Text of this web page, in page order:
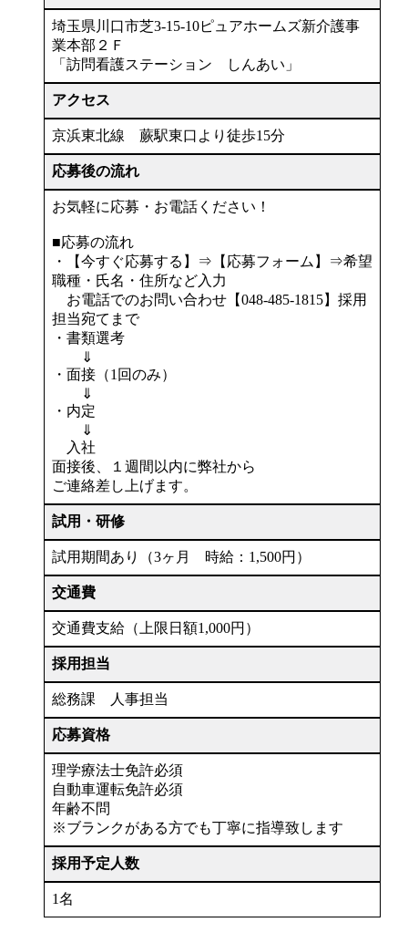
埼玉県川口市芝3-15-10ピュアホームズ新介護事
業本部２Ｆ
「訪問看護ステーション しんあい」
アクセス
京浜東北線 蕨駅東口より徒歩15分
応募後の流れ
お気軽に応募・お電話ください！
■応募の流れ
・【今すぐ応募する】⇒【応募フォーム】⇒希望
職種・氏名・住所など入力
お電話でのお問い合わせ【048-485-1815】採用
担当宛てまで
・書類選考
⇓
・面接（1回のみ）
⇓
・内定
⇓
入社
面接後、１週間以内に弊社から
ご連絡差し上げます。
試用・研修
試用期間あり（3ヶ月 時給：1,500円）
交通費
交通費支給（上限日額1,000円）
採用担当
総務課 人事担当
応募資格
理学療法士免許必須
自動車運転免許必須
年齢不問
※ブランクがある方でも丁寧に指導致します
採用予定人数
1名